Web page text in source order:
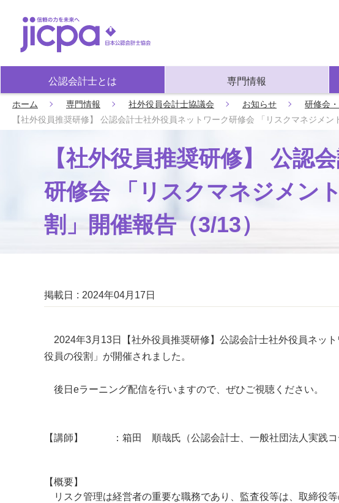
公認会計士とは 専門情報
ホーム 専門情報 社外役員会計士協議会 お知らせ
研修会
【社外役員推奨研修】 公認会計士社外役員ネットワーク研修会 「リスクマネジメ
【社外役員推奨研修】 公認
研修会 「リスクマネジメン
割」開催報告（3/13）
掲載日 2024年04月17日
2024年3月13日【社外役員推奨研修】公認会計士社外役員ネッ
役員の役割」が開催されました。
後日eラーニング配信を行いますので、ぜひご視聴ください。
【講師】 ：箱田 順哉氏（公認会計士、一般社団法人実践コ
【概要】
リスク管理は経営者の重要な職務であり、監査役等は、取締役